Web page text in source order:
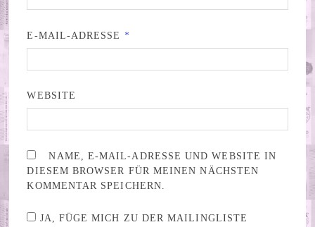
E-MAIL-ADRESSE *
WEBSITE
NAME, E-MAIL-ADRESSE UND WEBSITE IN
DIESEM BROWSER FÜR MEINEN NÄCHSTEN
KOMMENTAR SPEICHERN.
JA, FÜGE MICH ZU DER MAILINGLISTE